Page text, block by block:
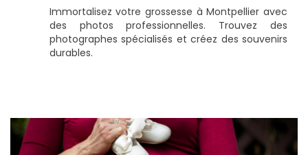
Immortalisez votre grossesse à Montpellier avec
des photos professionnelles. Trouvez des
photographes spécialisés et créez des souvenirs
durables.